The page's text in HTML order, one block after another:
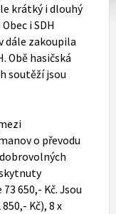
krátký i dlouhý
i SDH
dále zakoupila
Obě hasičská
soutěží jsou
o převodu
650,- Kč. Jsou
Kč), 8 x